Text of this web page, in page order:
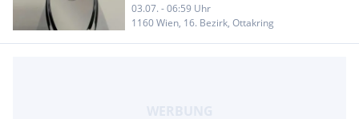
03.07. - 06:59 Uhr
1160 Wien, 16. Bezirk, Ottakring